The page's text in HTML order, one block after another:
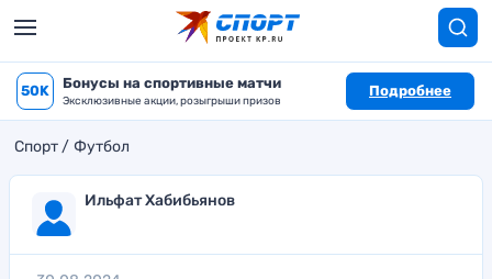
50K Бонусы на спортивные матчи
Эксклюзивные акции, розыгрыши призов
Подробнее
Спорт Футбол
Ильфат Хабибьянов